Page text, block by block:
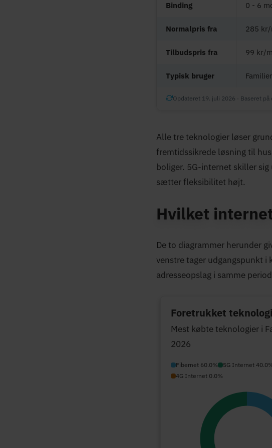
Binding 0 - 6
Normalpris fra 285 kr/
Tilbudspris fra 99 kr/
Typisk bruger
Opdateret 19. juli 2026 · Baseret
Alle tre teknologier løser
fremtidssikrede løsning til
boliger. 5G-internet skiller
sætter fleksibilitet højt.
Hvilket
De to diagrammer herunder
venstre tager udgangspunkt
adresseopslag i samme
Foretrukket teknologi
Mest købte teknologier i
2026
Fibernet 60.0% 5G Internet
4G Internet 0.0%